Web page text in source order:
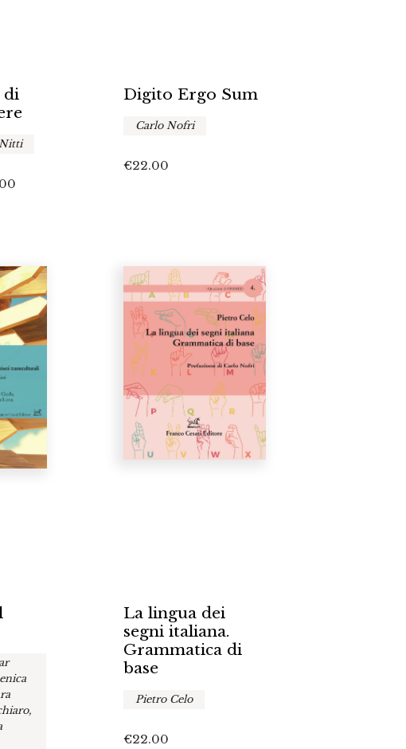
di
Fascia
€18.00
a
€25.00
Digito Ergo Sum
Carlo Nofri
€22.00
La lingua dei
segni italiana.
Grammatica di
base
Pietro Celo
€22.00